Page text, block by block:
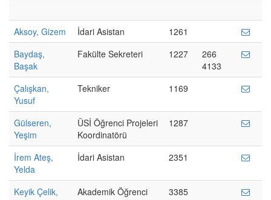
Aksoy, Gizem İdari Asistan
1261
Baydaş,
Başak
Fakülte Sekreteri 1227
266
4133
Çalışkan,
Yusuf
Tekniker 1169
Gülseren,
Yeşim
ÜSİ Öğrenci Projeleri
Koordinatörü
1287
İrem Ateş,
Yelda
İdari Asistan 2351
Keyik Çelik,
Akademik Öğrenci
3385